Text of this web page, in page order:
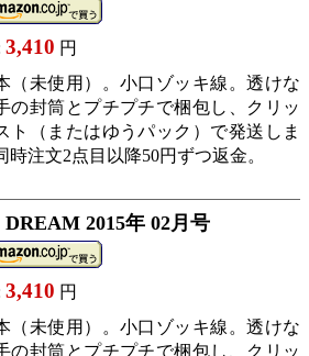
3,410 円
（未使用）。小口ゾッキ線。透けな
の封筒とプチプチで梱包し、クリッ
ト（またはゆうパック）で発送しま
時注文2点目以降50円ずつ返金。
2015年 02月号
3,410 円
（未使用）。小口ゾッキ線。透けな
の封筒とプチプチで梱包し、クリッ